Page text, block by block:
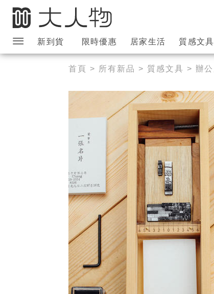
大人物導覽列
新到貨 限時優惠 居家生活 質感文具
首頁 > 所有新品 > 質感文具 > 辦